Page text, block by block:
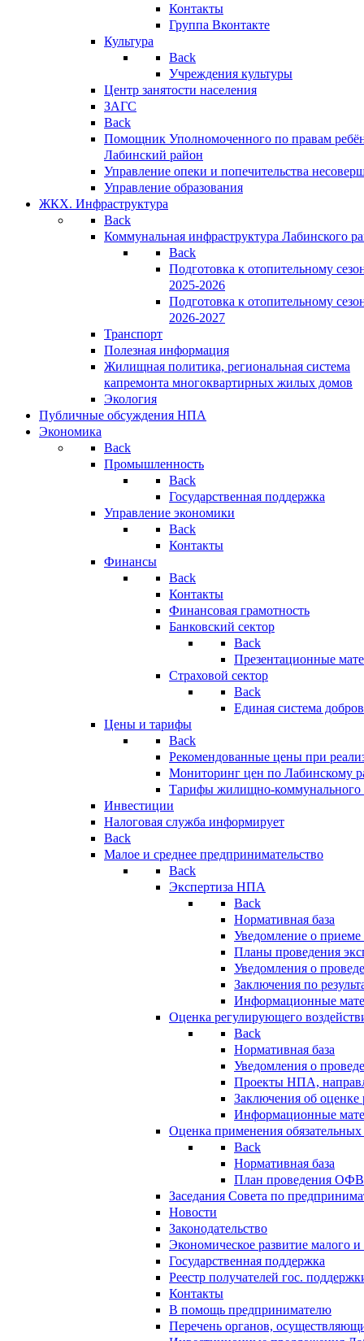
Контакты
Группа Вконтакте
Культура
Back
Учреждения культуры
Центр занятости населения
ЗАГС
Back
Помощник Уполномоченного по правам
Лабинский район
Управление опеки и попечительства
Управление образования
ЖКХ. Инфраструктура
Back
Коммунальная инфраструктура Лабинского
Back
Подготовка к отопительному
2025-2026
Подготовка к отопительному
2026-2027
Транспорт
Полезная информация
Жилищная политика, региональная система
капремонта многоквартирных жилых домов
Экология
Публичные обсуждения НПА
Экономика
Back
Промышленность
Back
Государственная поддержка
Управление экономики
Back
Контакты
Финансы
Back
Контакты
Финансовая грамотность
Банковский сектор
Back
Презентационные
Страховой сектор
Back
Единая система
Цены и тарифы
Back
Рекомендованные цены при
Мониторинг цен по Лабинскому
Тарифы жилищно-коммунального
Инвестиции
Налоговая служба информирует
Back
Малое и среднее предпринимательство
Back
Экспертиза НПА
Back
Нормативная база
Уведомление о
Планы проведения
Уведомления о
Заключения по
Информационные
Оценка регулирующего
Back
Нормативная база
Уведомления о
Проекты НПА,
Заключения об
Информационные
Оценка применения
Back
Нормативная база
План проведения
Заседания Совета по
Новости
Законодательство
Экономическое развитие малого и
Государственная поддержка
Реестр получателей гос.
Контакты
В помощь предпринимателю
Перечень органов,